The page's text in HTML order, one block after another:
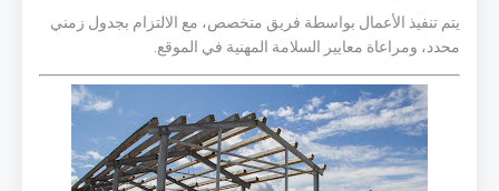
يتم تنفيذ الأعمال بواسطة فريق متخصص، مع الالتزام بجدول زمني
محدد، ومراعاة معايير السلامة المهنية في الموقع.